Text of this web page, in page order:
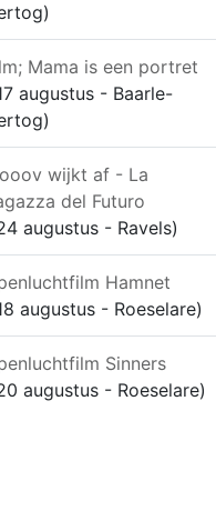
Mama is een portret
augustus - Baarle-
wijkt af - La
del Futuro
augustus - Ravels)
Hamnet
augustus - Roeselare)
Sinners
augustus - Roeselare)